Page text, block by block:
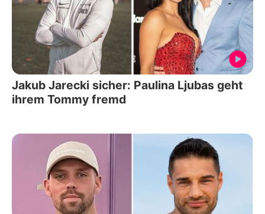
Jakub Jarecki sicher: Paulina Ljubas geht
ihrem Tommy fremd